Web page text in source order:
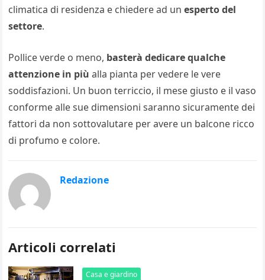
climatica di residenza e chiedere ad un esperto del
settore.
Pollice verde o meno, basterà dedicare qualche
attenzione in più alla pianta per vedere le vere
soddisfazioni. Un buon terriccio, il mese giusto e il vaso
conforme alle sue dimensioni saranno sicuramente dei
fattori da non sottovalutare per avere un balcone ricco
di profumo e colore.
Redazione
Articoli correlati
Casa e giardino